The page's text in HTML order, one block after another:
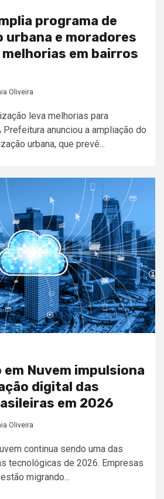
programa de
urbana e moradores
em bairros
Oliveira
leva melhorias para
anunciou a ampliação do
urbana, que prevê...
Nuvem impulsiona
digital das
em 2026
Oliveira
continua sendo uma das
tecnológicas de 2026. Empresas
migrando...